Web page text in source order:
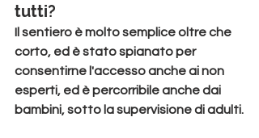
tutti?
Il sentiero è molto semplice oltre che
corto, ed è stato spianato per
consentirne l'accesso anche ai non
esperti, ed è percorribile anche dai
bambini, sotto la supervisione di adulti.